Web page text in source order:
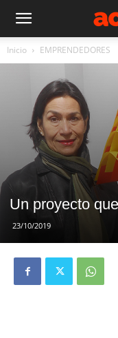
Inicio EMPRENDEDORES
Un proyecto
23/10/2019